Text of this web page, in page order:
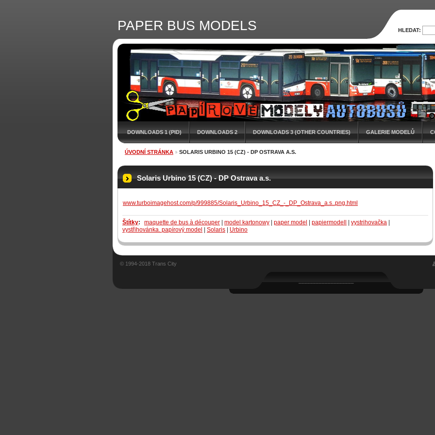
PAPER BUS MODELS
DOWNLOADS 1 (PID) DOWNLOADS 2 DOWNLOADS 3 (OTHER COUNTRIES) GALERIE MODELŮ
ÚVODNÍ STRÁNKA SOLARIS URBINO 15 (CZ) - DP OSTRAVA A.S.
Solaris Urbino 15 (CZ) - DP Ostrava a.s.
www.turboimagehost.com/p/999885/Solaris_Urbino_15_CZ_-_DP_Ostrava_a.s..png.html
Štítky: maquette de bus à découper model kartonowy paper model papiermodell vystrihovačka
vystřihovánka. papírový model
Solaris Urbino
HLEDAT:
© 1994-2018 Trans City